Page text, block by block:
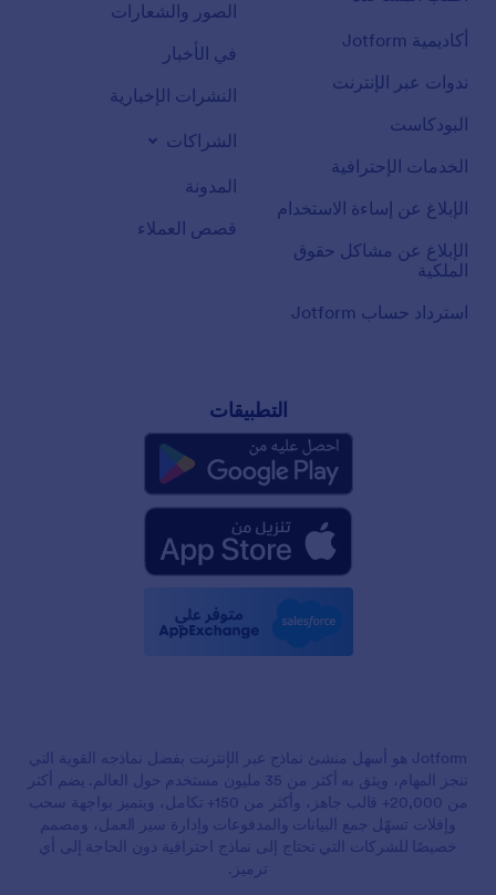
أكاديمية Jotform
ندوات عبر الإنترنت
البودكاست
الخدمات الإحترافية
الإبلاغ عن إساءة الاستخدام
الإبلاغ عن مشاكل حقوق
الملكية
استرداد حساب Jotform
الصور والشعارات
في الأخبار
النشرات الإخبارية
الشراكات
المدونة
قصص العملاء
التطبيقات
Jotform هو أسهل منشئ نماذج عبر الإنترنت بفضل نماذجه القوية التي
تنجز المهام، ويثق به أكثر من 35 مليون مستخدم حول العالم. يضم أكثر
من 20,000+ قالب جاهز، وأكثر من 150+ تكامل، ويتميز بواجهة سحب
وإفلات تسهّل جمع البيانات والمدفوعات وإدارة سير العمل، ومصمم
خصيصًا للشركات التي تحتاج إلى نماذج احترافية دون الحاجة إلى أي
ترميز.